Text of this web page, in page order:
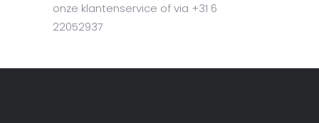
onze klantenservice of via +31 6
22052937